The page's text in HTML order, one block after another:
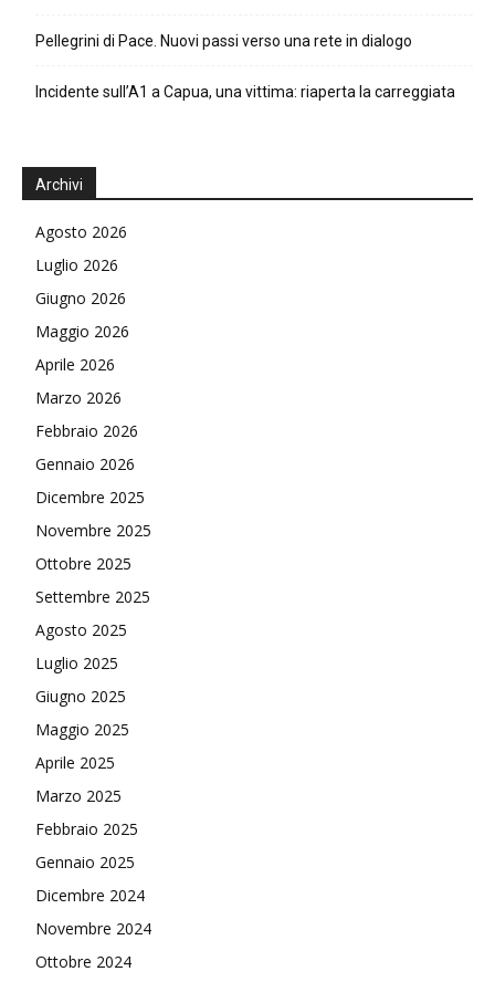
Pellegrini di Pace. Nuovi passi verso una rete in dialogo
Incidente sull’A1 a Capua, una vittima: riaperta la carreggiata
Archivi
Agosto 2026
Luglio 2026
Giugno 2026
Maggio 2026
Aprile 2026
Marzo 2026
Febbraio 2026
Gennaio 2026
Dicembre 2025
Novembre 2025
Ottobre 2025
Settembre 2025
Agosto 2025
Luglio 2025
Giugno 2025
Maggio 2025
Aprile 2025
Marzo 2025
Febbraio 2025
Gennaio 2025
Dicembre 2024
Novembre 2024
Ottobre 2024